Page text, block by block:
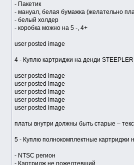
- Пакетик
- мануал, белая бумажка (желательно
- белый холдер
- коробка можно на 5 -, 4+
user posted image
4 - Куплю картриджи на денди
user posted image
user posted image
user posted image
user posted image
user posted image
платы внутри должны быть старые –
5 - Куплю полнокомплектные картриджи
- NTSC регион
- Картридж не пожелтевший